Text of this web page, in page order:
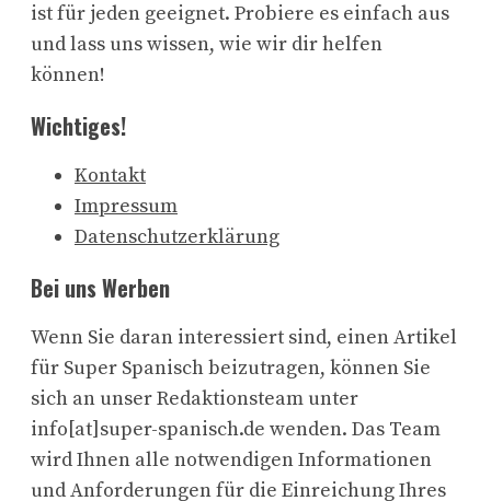
ist für jeden geeignet. Probiere es einfach aus
und lass uns wissen, wie wir dir helfen
können!
Wichtiges!
Kontakt
Impressum
Datenschutzerklärung
Bei uns Werben
Wenn Sie daran interessiert sind, einen Artikel
für Super Spanisch beizutragen, können Sie
sich an unser Redaktionsteam unter
info[at]super-spanisch.de wenden. Das Team
wird Ihnen alle notwendigen Informationen
und Anforderungen für die Einreichung Ihres